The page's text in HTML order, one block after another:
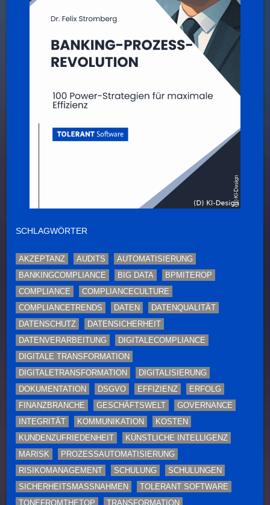
SCHLAGWÖRTER
AKZEPTANZ AUDITS
AUTOMATISIERUNG
BANKINGCOMPLIANCE
BIG DATA
BPMITEROP
COMPLIANCE
COMPLIANCECULTURE
COMPLIANCETRENDS
DATEN
DATENQUALITÄT
DATENSCHUTZ
DATENSICHERHEIT
DATENVERARBEITUNG
DIGITALECOMPLIANCE
DIGITALE TRANSFORMATION
DIGITALETRANSFORMATION
DIGITALISIERUNG
DOKUMENTATION
DSGVO EFFIZIENZ
ERFOLG
FINANZBRANCHE
GESCHÄFTSWELT
GOVERNANCE
INTEGRITÄT
KOMMUNIKATION
KOSTEN
KUNDENZUFRIEDENHEIT
KÜNSTLICHE INTELLIGENZ
MARISK
PROZESSAUTOMATISIERUNG
RISIKOMANAGEMENT
SCHULUNG
SCHULUNGEN
SICHERHEITSMASSNAHMEN
TOLERANT SOFTWARE
TONEFROMTHETOP
TRANSFORMATION